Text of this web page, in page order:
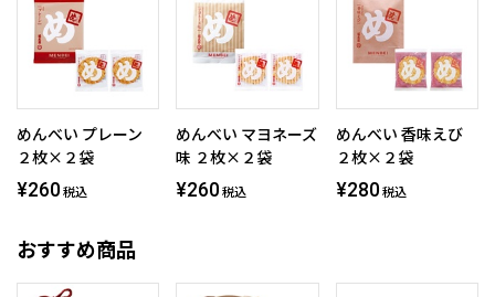
めんべい プレーン
２枚×２袋
¥260 税込
めんべい マヨネーズ
味 ２枚×２袋
¥260 税込
めんべい 香味えび
２枚×２袋
¥280 税込
おすすめ商品